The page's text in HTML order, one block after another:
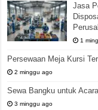
Jasa
1
Persewaan Meja Kursi
2 minggu ago
Sewa Bangku untuk
3 minggu ago